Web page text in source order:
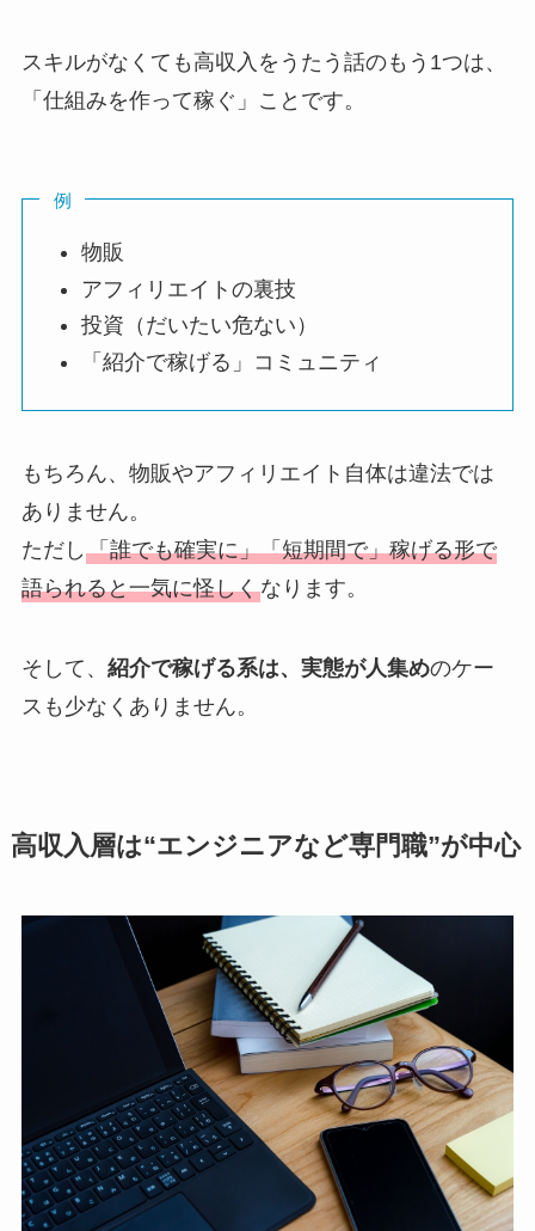
スキルがなくても高収入をうたう話のもう1つは、
「仕組みを作って稼ぐ」ことです。
例
物販
アフィリエイトの裏技
投資（だいたい危ない）
「紹介で稼げる」コミュニティ
もちろん、物販やアフィリエイト自体は違法では
ありません。
ただし 「誰でも確実に」「短期間で」稼げる形で
語られると一気に怪しくなります。
そして、 紹介で稼げる系は、実態が人集めのケー
スも少なくありません。
高収入層は“エンジニアなど専門職”が中心